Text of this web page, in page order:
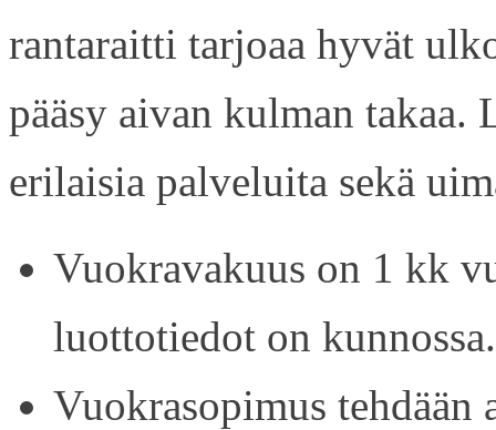
rantaraitti tarjoaa hyvät
pääsy aivan kulman
erilaisia palveluita sekä
Vuokravakuus on 1 kk
luottotiedot on kunnossa.
Vuokrasopimus tehdään